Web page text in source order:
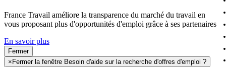
France Travail améliore la transparence du marché du travail en
vous proposant plus d'opportunités d'emploi grâce à ses partenaires
En savoir plus
Fermer
× Fermer la fenêtre Besoin d'aide sur la recherche d'offres d'emploi ?